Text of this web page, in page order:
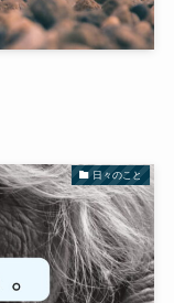
日々のこと